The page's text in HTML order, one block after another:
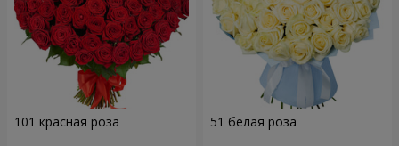
101 красная роза 51 белая роза